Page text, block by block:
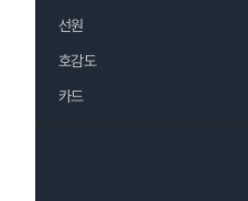
선원
호감도
카드